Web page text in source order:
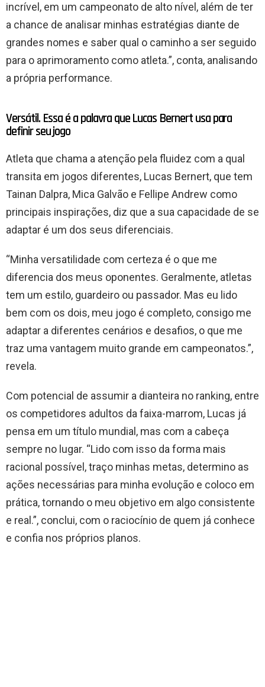
incrível, em um campeonato de alto nível, além de ter
a chance de analisar minhas estratégias diante de
grandes nomes e saber qual o caminho a ser seguido
para o aprimoramento como atleta.”, conta, analisando
a própria performance.
Versátil. Essa é a palavra que Lucas Bernert usa para
definir seu jogo
Atleta que chama a atenção pela fluidez com a qual
transita em jogos diferentes, Lucas Bernert, que tem
Tainan Dalpra, Mica Galvão e Fellipe Andrew como
principais inspirações, diz que a sua capacidade de se
adaptar é um dos seus diferenciais.
“Minha versatilidade com certeza é o que me
diferencia dos meus oponentes. Geralmente, atletas
tem um estilo, guardeiro ou passador. Mas eu lido
bem com os dois, meu jogo é completo, consigo me
adaptar a diferentes cenários e desafios, o que me
traz uma vantagem muito grande em campeonatos.”,
revela.
Com potencial de assumir a dianteira no ranking, entre
os competidores adultos da faixa-marrom, Lucas já
pensa em um título mundial, mas com a cabeça
sempre no lugar. “Lido com isso da forma mais
racional possível, traço minhas metas, determino as
ações necessárias para minha evolução e coloco em
prática, tornando o meu objetivo em algo consistente
e real.”, conclui, com o raciocínio de quem já conhece
e confia nos próprios planos.